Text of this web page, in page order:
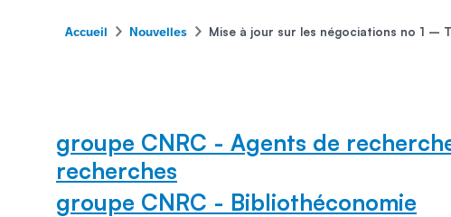
Accueil Nouvelles Mise à jour sur les négociations no 1 –
groupe CNRC - Agents de
recherches
groupe CNRC - Bibliothéconomie